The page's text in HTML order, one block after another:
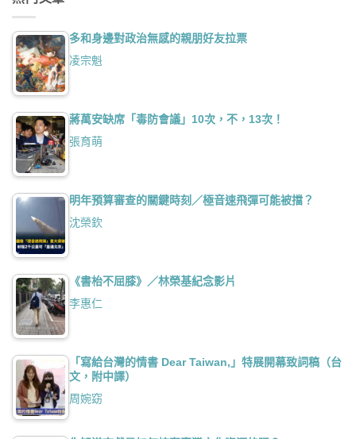
多和身邊對政治無感的親朋好友拉票
凌宗魁
蔣萬安缺席「毒防會議」10次，不，13次！
張育萌
明年預算審查的關鍵時刻／極音速飛彈可能被擋？
沈榮欽
《書枱不屈膝》／林榮基紀念影片
李惠仁
「寫給台灣的情書 Dear Taiwan,」特展開幕致詞稿（台
文，附中譯）
周婉窈